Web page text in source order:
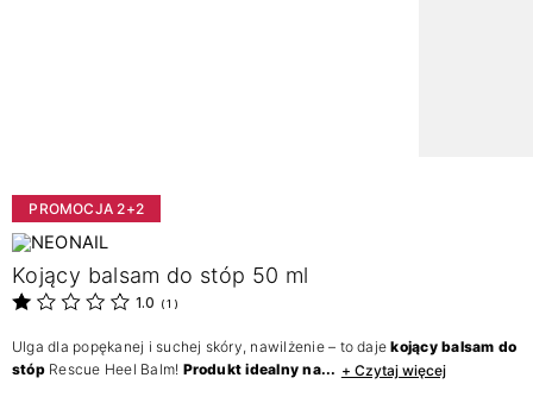
PROMOCJA 2+2
Kojący balsam do stóp 50 ml
1.0 ( 1 )
Ulga dla popękanej i suchej skóry, nawilżenie – to dajekojący balsam do
stóp Rescue Heel Balm! Produkt idealny na... + Czytaj więcej